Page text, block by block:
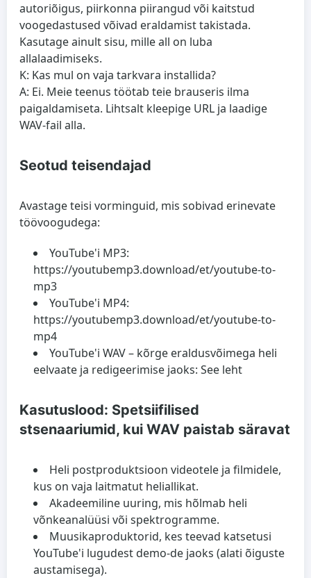
autoriõigus, piirkonna piirangud või kaitstud
voogedastused võivad eraldamist takistada.
Kasutage ainult sisu, mille all on luba
allalaadimiseks.
K: Kas mul on vaja tarkvara installida?
A: Ei. Meie teenus töötab teie brauseris ilma
paigaldamiseta. Lihtsalt kleepige URL ja laadige
WAV-fail alla.
Seotud teisendajad
Avastage teisi vorminguid, mis sobivad erinevate
töövoogudega:
YouTube'i MP3:
https://youtubemp3.download/et/youtube-to-
mp3
YouTube'i MP4:
https://youtubemp3.download/et/youtube-to-
mp4
YouTube'i WAV – kõrge eraldusvõimega heli
eelvaate ja redigeerimise jaoks: See leht
Kasutuslood: Spetsiifilised
stsenaariumid, kui WAV paistab säravat
Heli postproduktsioon videotele ja filmidele,
kus on vaja laitmatut heliallikat.
Akadeemiline uuring, mis hõlmab heli
võnkeanalüüsi või spektrogramme.
Muusikaproduktorid, kes teevad katsetusi
YouTube'i lugudest demo-de jaoks (alati õiguste
austamisega).